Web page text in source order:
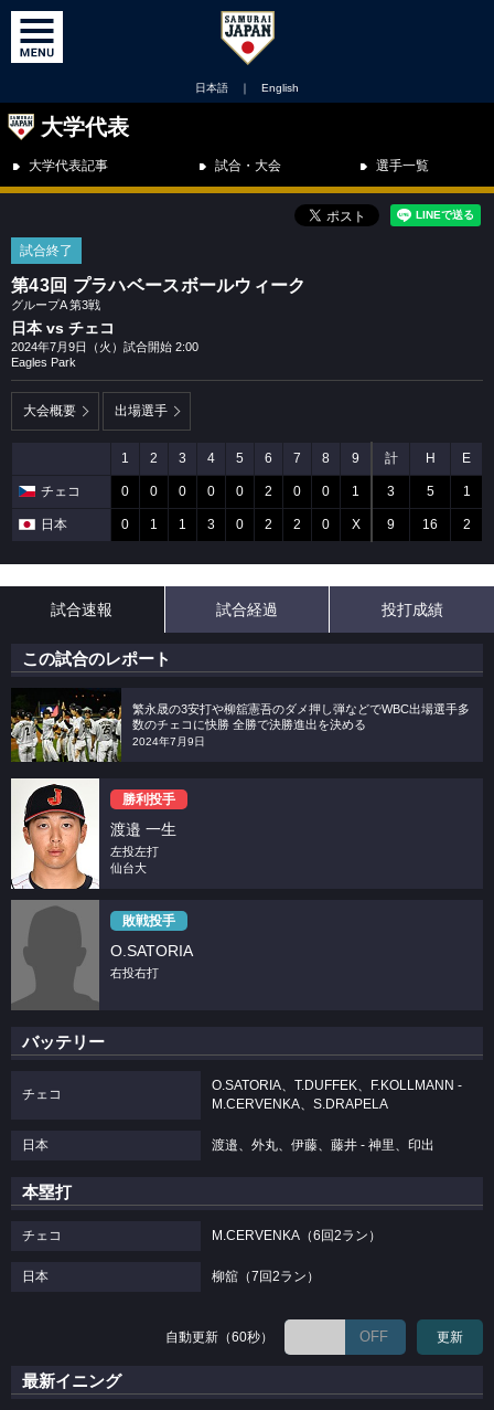
日本語 ｜ English
大学代表
大学代表記事 試合・大会 選手一覧
試合終了
第43回 プラハベースボールウィーク
グループA 第3戦
日本 vs チェコ
2024年7月9日（火）試合開始 2:00
Eagles Park
大会概要 出場選手
1 2 3 4 5 6 7 8 9 計 H E
チェコ 0 0 0 0 0 2 0 0 1 3 5 1
日本 0 1 1 3 0 2 2 0 X 9 16 2
試合速報 試合経過 投打成績
この試合のレポート
繁永晟の3安打や柳舘憲吾のダメ押し弾などでWBC出場選手多
数のチェコに快勝 全勝で決勝進出を決める
2024年7月9日
勝利投手
渡邉 一生
左投左打
仙台大
敗戦投手
O.SATORIA
右投右打
バッテリー
チェコ
O.SATORIA、T.DUFFEK、F.KOLLMANN -
M.CERVENKA、S.DRAPELA
日本 渡邉、外丸、伊藤、藤井 - 神里、印出
本塁打
チェコ M.CERVENKA（6回2ラン）
日本 柳舘（7回2ラン）
自動更新（60秒） OFF 更新
最新イニング